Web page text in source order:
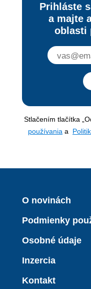
Prihláste
a majte
oblasti
Stlačením tlačítka
používania a
O novinách
Podmienky
Osobné údaje
Inzercia
Kontakt